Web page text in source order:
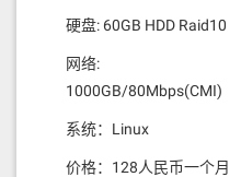
硬盘: 60GB HDD Raid10
网络:
1000GB/80Mbps(CMI)
系统：Linux
价格：128人民币一个月